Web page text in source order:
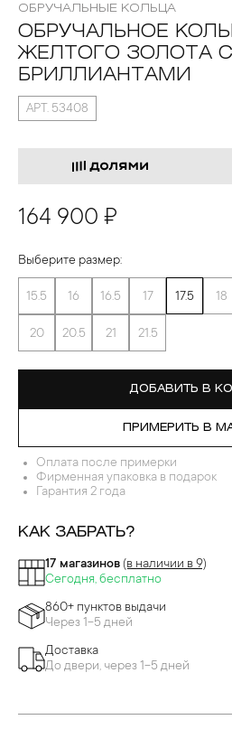
ОБРУЧАЛЬНЫЕ КОЛЬЦА
ОБРУЧАЛЬНОЕ
ЖЕЛТОГО ЗОЛОТА С
БРИЛЛИАНТАМИ
АРТ. 53408
164 900 ₽
Выберите размер:
15.5 16 16.5 17 17.5 18
20 20.5 21 21.5
ДОБАВИТЬ В
ПРИМЕРИТЬ В
Оплата после примерки
Фирменная упаковка в подарок
Гарантия 2 года
КАК ЗАБРАТЬ?
17 магазинов (в наличии в 9)
Сегодня, бесплатно
860+ пунктов выдачи
Через 1-5 дней
Доставка
До двери, через 1-5 дней